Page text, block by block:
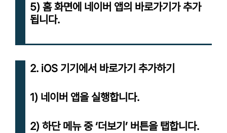
5) 홈 화면에 네이버 앱의 바로가기가 추가
됩니다.
2. iOS 기기에서 바로가기 추가하기
1) 네이버 앱을 실행합니다.
2) 하단 메뉴 중 ‘더보기’ 버튼을 탭합니다.